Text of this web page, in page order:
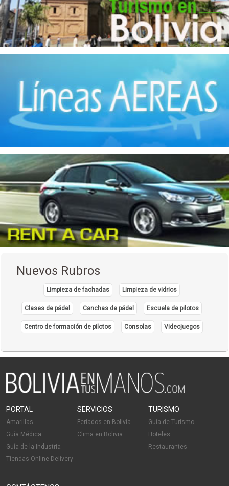
Nuevos Rubros
Limpieza de fachadas Limpieza de vidrios
Clases de pádel Canchas de pádel Escuela de pilotos
Centro de formación de pilotos Consolas Videojuegos
PORTAL
Amarillas
Guía Médica
Guía de la Industria
Tiendas Online Delivery
SERVICIOS
Feriados en Bolivia
Clima en Bolivia
TURISMO
Guía de Turismo
Hoteles
Restaurantes